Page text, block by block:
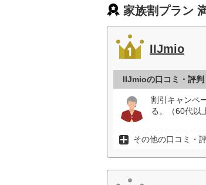
家族割プラン
IIJmio
IIJmioの口コミ・評判
割引キャンペ
る。（60代以
その他の口コミ・